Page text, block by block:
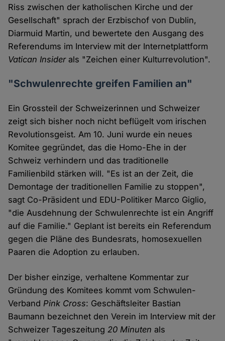
Riss zwischen der katholischen Kirche und der
Gesellschaft" sprach der Erzbischof von Dublin,
Diarmuid Martin, und bewertete den Ausgang des
Referendums im Interview mit der Internetplattform
Vatican Insiderals "Zeichen einer Kulturrevolution".
"Schwulenrechte greifen Familien an"
Ein Grossteil der Schweizerinnen und Schweizer
zeigt sich bisher noch nicht beflügelt vom irischen
Revolutionsgeist. Am 10. Juni wurde ein neues
Komitee gegründet, das die Homo-Ehe in der
Schweiz verhindern und das traditionelle
Familienbild stärken will. "Es ist an der Zeit, die
Demontage der traditionellen Familie zu stoppen",
sagt Co-Präsident und EDU-Politiker Marco Giglio,
"die Ausdehnung der Schwulenrechte ist ein Angriff
auf die Familie." Geplant ist bereits ein Referendum
gegen die Pläne des Bundesrats, homosexuellen
Paaren die Adoption zu erlauben.
Der bisher einzige, verhaltene Kommentar zur
Gründung des Komitees kommt vom Schwulen-
VerbandPink Cross: Geschäftsleiter Bastian
Baumann bezeichnet den Verein im Interview mit der
Schweizer Tageszeitung20 Minuten als